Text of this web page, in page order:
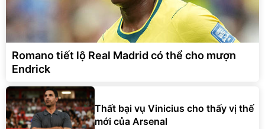
Romano tiết lộ Real Madrid có thể cho mượn
Endrick
Thất bại vụ Vinicius cho thấy vị thế
mới của Arsenal